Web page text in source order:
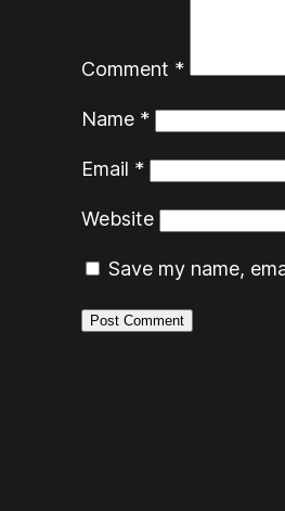
Comment *
Name *
Email *
Website
Save my name,